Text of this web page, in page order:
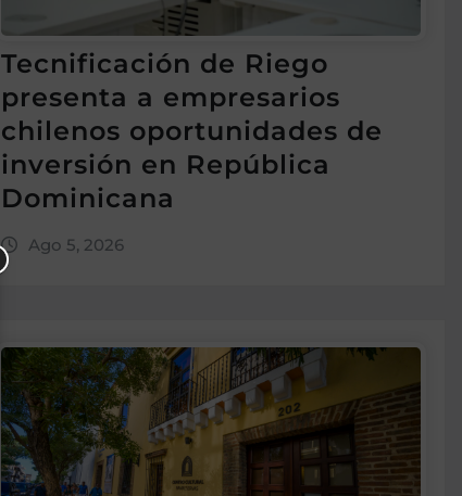
Tecnificación de Riego
presenta a empresarios
chilenos oportunidades de
inversión en República
Dominicana
Ago 5, 2026